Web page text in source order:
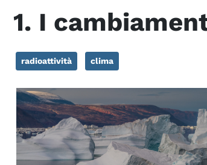
1. I
radioattività clima